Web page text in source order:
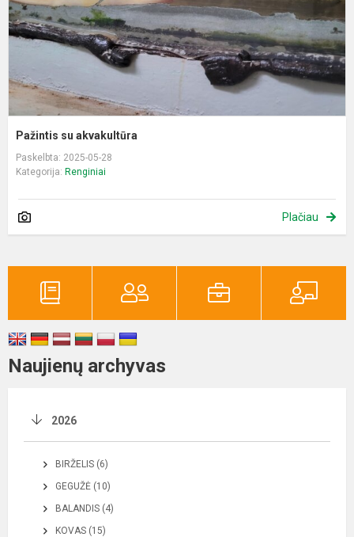
Pažintis su akvakultūra
Paskelbta: 2025-05-28
Kategorija: Renginiai
Plačiau
Naujienų archyvas
2026
BIRŽELIS (6)
GEGUŽĖ (10)
BALANDIS (4)
KOVAS (15)